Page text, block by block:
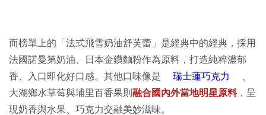
而榜單上的「法式飛雪奶油舒芙蕾」是經典中的經典，採用
法國諾曼第奶油、日本金鑽麵粉作為原料，打造純粹濃郁
香、入口即化好口感。其他口味像是
瑞士蓮巧克力
大湖鄉水草莓與埔里百香果則 融合國內外當地明星原料，呈
現奶香與水果、巧克力交融美妙滋味。